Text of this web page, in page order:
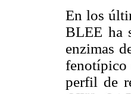
En los
BLEE ha
enzimas
perfil de